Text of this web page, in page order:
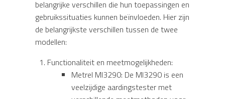
belangrijke verschillen die hun toepassingen en
gebruikssituaties kunnen beïnvloeden. Hier zijn
de belangrijkste verschillen tussen de twee
modellen:
Functionaliteit en meetmogelijkheden:
Metrel MI3290: De MI3290 is een
veelzijdige aardingstester met